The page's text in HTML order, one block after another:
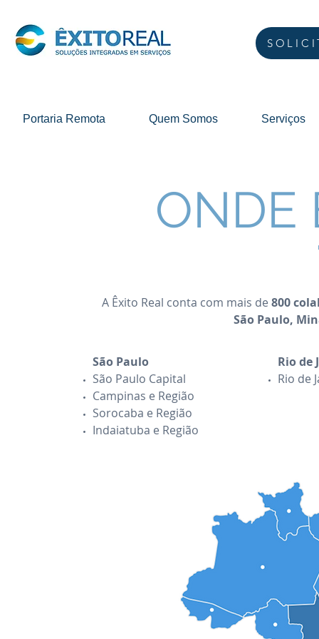
Portaria Remota Quem Somos Serviços
ONDE
A Êxito Real conta com mais de 800
São Paulo,
São Paulo
São Paulo Capital
Campinas e Região
Sorocaba e Região
Indaiatuba e Região
Rio de
Rio de